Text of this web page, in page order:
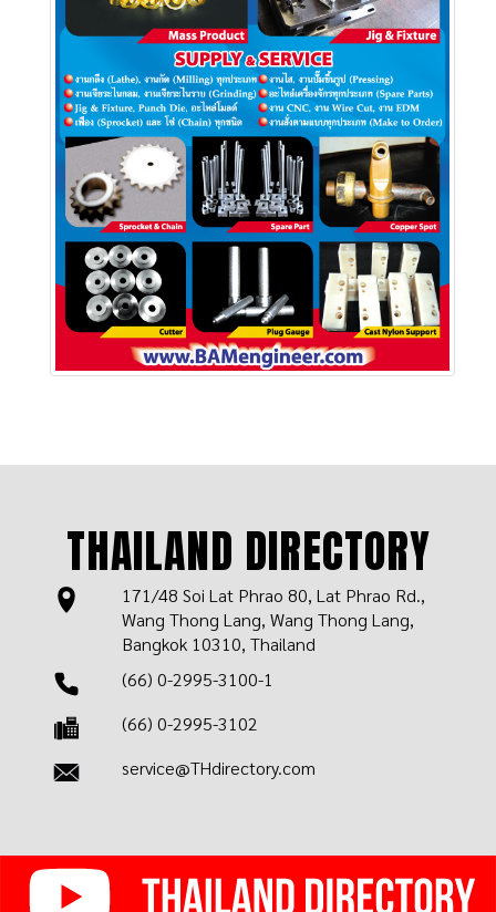
THAILAND DIRECTORY
171/48 Soi Lat Phrao 80, Lat Phrao Rd.,
Wang Thong Lang, Wang Thong Lang,
Bangkok 10310, Thailand
(66) 0-2995-3100-1
(66) 0-2995-3102
service@THdirectory.com